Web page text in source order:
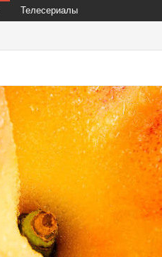
Телесериалы